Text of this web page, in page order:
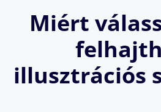
Miért
illusztrációs